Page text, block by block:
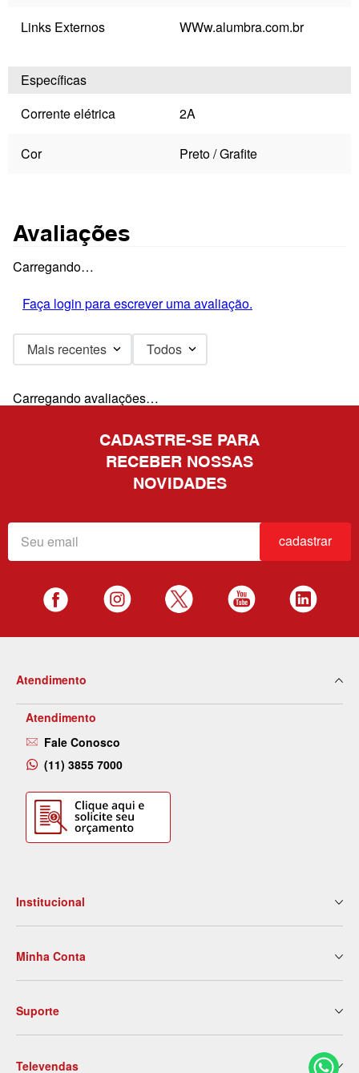
Links Externos WWw.alumbra.com.br
Específicas
Corrente elétrica
2A
Cor Preto / Grafite
Avaliações
Carregando…
Faça login para escrever uma avaliação.
Mais recentes Todos
Carregando avaliações…
CADASTRE-SE PARA
RECEBER NOSSAS
NOVIDADES
cadastrar
Atendimento
Atendimento
Fale Conosco
(11) 3855 7000
Institucional
Nossas Lojas
Serviços
Blog
Contato
Minha Conta
2ª Via de Boleto
Meus Pedidos
Suporte
Trocas e Devoluções
Televendas